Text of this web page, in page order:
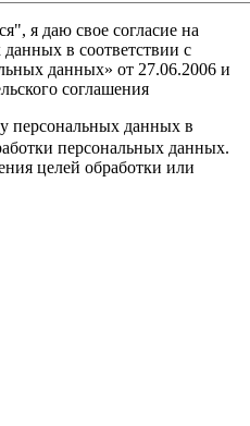
я даю свое согласие на
в соответствии с
данных» от 27.06.2006 и
соглашения
персональных данных в
персональных данных.
целей обработки или